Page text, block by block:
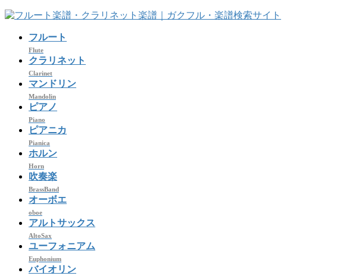
コ
ナ
フルート
Flute
クラリネット
Clarinet
マンドリン
Mandolin
ピアノ
Piano
ピアニカ
Pianica
ホルン
Horn
吹奏楽
BrassBand
オーボエ
oboe
アルトサックス
AltoSax
ユーフォニアム
Euphonium
バイオリン